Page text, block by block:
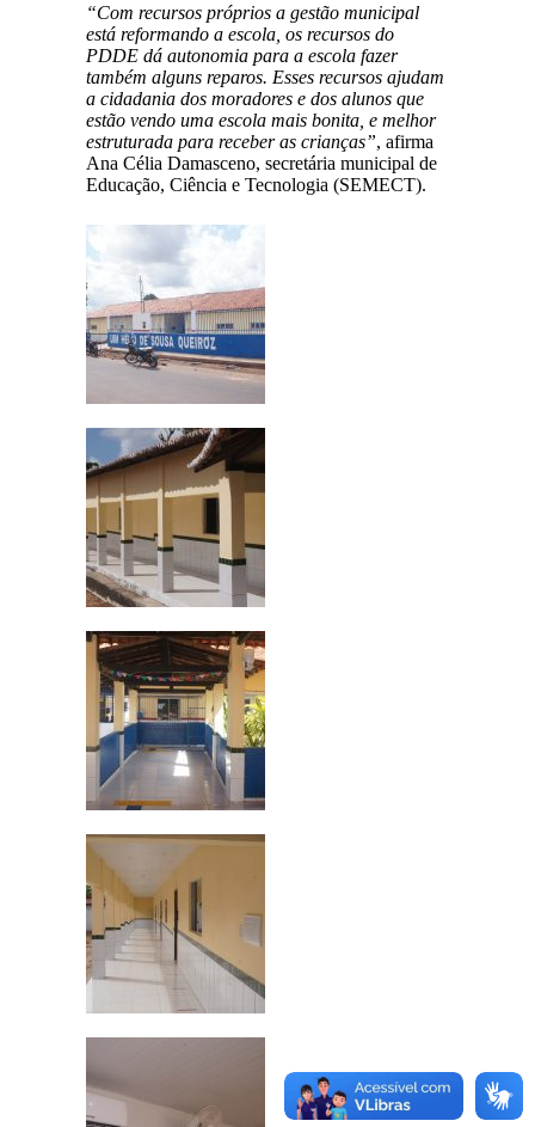
“Com recursos próprios a gestão municipal
está reformando a escola, os recursos do
PDDE dá autonomia para a escola fazer
também alguns reparos. Esses recursos ajudam
a cidadania dos moradores e dos alunos que
estão vendo uma escola mais bonita, e melhor
estruturada para receber as crianças”, afirma
Ana Célia Damasceno, secretária municipal de
Educação, Ciência e Tecnologia (SEMECT).